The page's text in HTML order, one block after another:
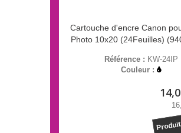
Cartouche d'encre Canon
Photo 10x20 (24Feuilles)
Référence : KW-24IP
Couleur :